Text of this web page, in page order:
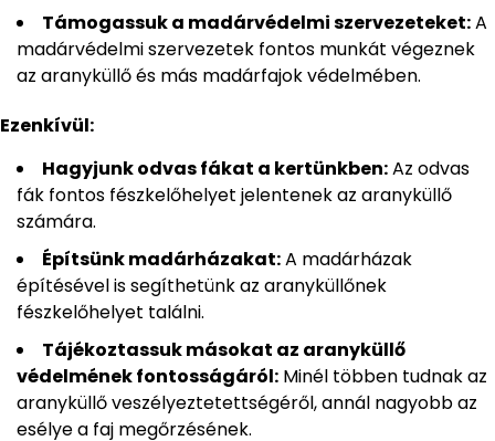
Támogassuk a madárvédelmi szervezeteket:A
madárvédelmi szervezetek fontos munkát végeznek
az aranyküllő és más madárfajok védelmében.
Ezenkívül:
Hagyjunk odvas fákat a kertünkben:Az odvas
fák fontos fészkelőhelyet jelentenek az aranyküllő
számára.
Építsünk madárházakat:A madárházak
építésével is segíthetünk az aranyküllőnek
fészkelőhelyet találni.
Tájékoztassuk másokat az aranyküllő
védelmének fontosságáról: Minél többen tudnak az
aranyküllő veszélyeztetettségéről, annál nagyobb az
esélye a faj megőrzésének.